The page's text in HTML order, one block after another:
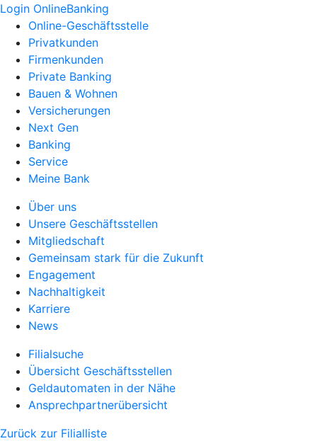
Login OnlineBanking
Online-Geschäftsstelle
Privatkunden
Firmenkunden
Private Banking
Bauen & Wohnen
Versicherungen
Next Gen
Banking
Service
Meine Bank
Über uns
Unsere Geschäftsstellen
Mitgliedschaft
Gemeinsam stark für die Zukunft
Engagement
Nachhaltigkeit
Karriere
News
Filialsuche
Übersicht Geschäftsstellen
Geldautomaten in der Nähe
Ansprechpartnerübersicht
Zurück zur Filialliste